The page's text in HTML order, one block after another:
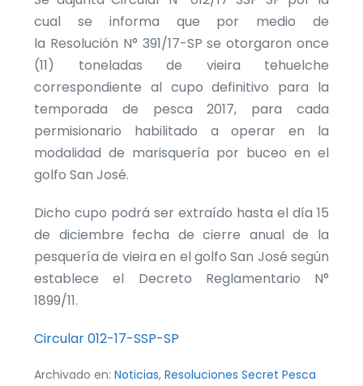
cual se informa que por medio de
la Resolución N° 391/17-SP se otorgaron once
(11) toneladas de vieira tehuelche
correspondiente al cupo definitivo para la
temporada de pesca 2017, para cada
permisionario habilitado a operar en la
modalidad de marisquería por buceo en el
golfo San José.
Dicho cupo podrá ser extraído hasta el día 15
de diciembre fecha de cierre anual de la
pesquería de vieira en el golfo San José según
establece el Decreto Reglamentario N°
1899/11.
Circular 012-17-SSP-SP
Archivado en: Noticias, Resoluciones Secret Pesca